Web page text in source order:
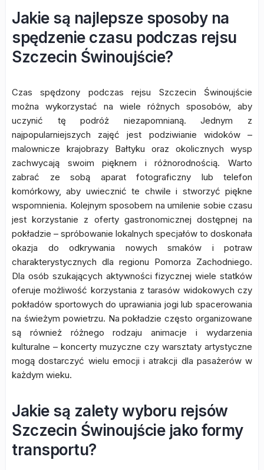
Jakie są najlepsze sposoby na
spędzenie czasu podczas rejsu
Szczecin Świnoujście?
Czas spędzony podczas rejsu Szczecin Świnoujście
można wykorzystać na wiele różnych sposobów, aby
uczynić tę podróż niezapomnianą. Jednym z
najpopularniejszych zajęć jest podziwianie widoków –
malownicze krajobrazy Bałtyku oraz okolicznych wysp
zachwycają swoim pięknem i różnorodnością. Warto
zabrać ze sobą aparat fotograficzny lub telefon
komórkowy, aby uwiecznić te chwile i stworzyć piękne
wspomnienia. Kolejnym sposobem na umilenie sobie czasu
jest korzystanie z oferty gastronomicznej dostępnej na
pokładzie – spróbowanie lokalnych specjałów to doskonała
okazja do odkrywania nowych smaków i potraw
charakterystycznych dla regionu Pomorza Zachodniego.
Dla osób szukających aktywności fizycznej wiele statków
oferuje możliwość korzystania z tarasów widokowych czy
pokładów sportowych do uprawiania jogi lub spacerowania
na świeżym powietrzu. Na pokładzie często organizowane
są również różnego rodzaju animacje i wydarzenia
kulturalne – koncerty muzyczne czy warsztaty artystyczne
mogą dostarczyć wielu emocji i atrakcji dla pasażerów w
każdym wieku.
Jakie są zalety wyboru rejsów
Szczecin Świnoujście jako formy
transportu?